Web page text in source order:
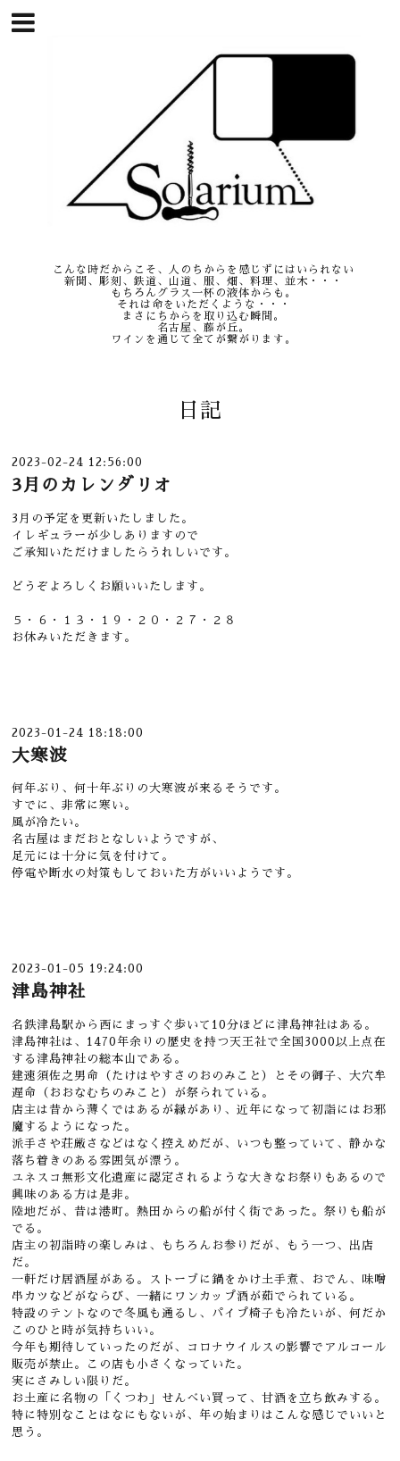
こんな時だからこそ、人のちからを感じずにはいられない
新聞、彫刻、鉄道、山道、服、畑、料理、並木・・・
もちろんグラス一杯の液体からも。
それは命をいただくような・・・
まさにちからを取り込む瞬間。
名古屋、藤が丘。
ワインを通じて全てが繋がります。
日記
2023-02-24 12:56:00
3月のカレンダリオ
3月の予定を更新いたしました。
イレギュラーが少しありますので
ご承知いただけましたらうれしいです。
どうぞよろしくお願いいたします。
５・６・１３・１９・２０・２７・２８
お休みいただきます。
2023-01-24 18:18:00
大寒波
何年ぶり、何十年ぶりの大寒波が来るそうです。
すでに、非常に寒い。
風が冷たい。
名古屋はまだおとなしいようですが、
足元には十分に気を付けて。
停電や断水の対策もしておいた方がいいようです。
2023-01-05 19:24:00
津島神社
名鉄津島駅から西にまっすぐ歩いて10分ほどに津島神社はある。
津島神社は、1470年余りの歴史を持つ天王社で全国3000以上点在
する津島神社の総本山である。
建速須佐之男命（たけはやすさのおのみこと）とその御子、大穴牟
遅命（おおなむちのみこと）が祭られている。
店主は昔から薄くではあるが縁があり、近年になって初詣にはお邪
魔するようになった。
派手さや荘厳さなどはなく控えめだが、いつも整っていて、静かな
落ち着きのある雰囲気が漂う。
ユネスコ無形文化遺産に認定されるような大きなお祭りもあるので
興味のある方は是非。
陸地だが、昔は港町。熱田からの船が付く街であった。祭りも船が
でる。
店主の初詣時の楽しみは、もちろんお参りだが、もう一つ、出店
だ。
一軒だけ居酒屋がある。ストーブに鍋をかけ土手煮、おでん、味噌
串カツなどがならび、一緒にワンカップ酒が茹でられている。
特設のテントなので冬風も通るし、パイプ椅子も冷たいが、何だか
このひと時が気持ちいい。
今年も期待していったのだが、コロナウイルスの影響でアルコール
販売が禁止。この店も小さくなっていた。
実にさみしい限りだ。
お土産に名物の「くつわ」せんべい買って、甘酒を立ち飲みする。
特に特別なことはなにもないが、年の始まりはこんな感じでいいと
思う。